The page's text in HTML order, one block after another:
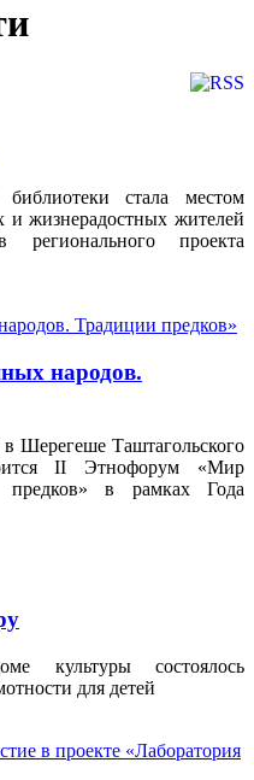
стала местом
и жизнерадостных жителей
проекта
народов.
Шерегеше Таштагольского
II Этнофорум «Мир
предков» в рамках Года
культуры состоялось
для детей